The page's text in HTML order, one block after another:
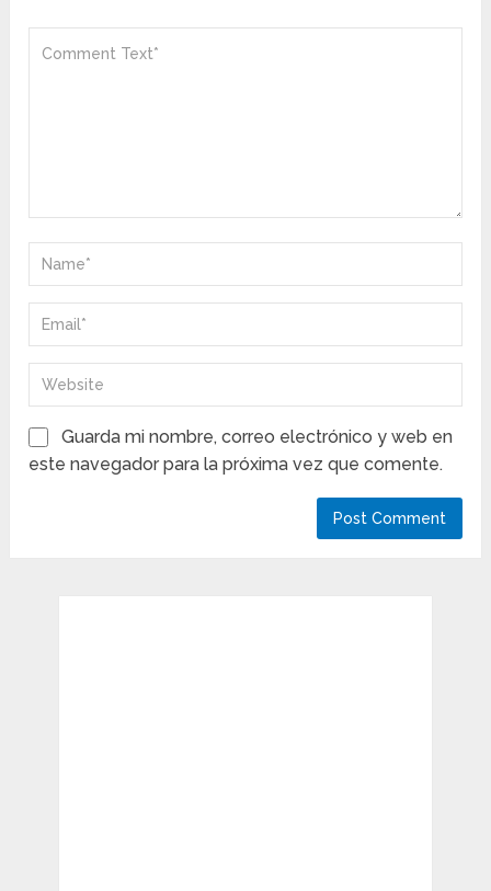
Guarda mi nombre, correo electrónico y web en
este navegador para la próxima vez que comente.